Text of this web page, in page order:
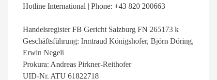
Hotline International | Phone: +43 820 200663
Handelsregister FB Gericht Salzburg FN 265173 k
Geschäftsführung: Irmtraud Königshofer, Björn Döring,
Erwin Negeli
Prokura: Andreas Pirkner-Reithofer
UID-Nr. ATU 61822718